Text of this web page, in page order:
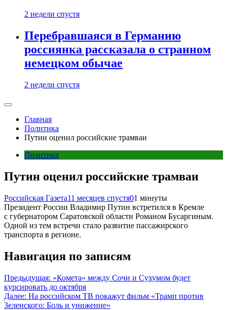
2 недели спустя
Перебравшаяся в Германию
россиянка рассказала о странном
немецком обычае
2 недели спустя
Главная
Политика
Путин оценил российские трамваи
Политика
Путин оценил российские трамваи
Российская Газета11 месяцев спустя01 минуты
Президент России Владимир Путин встретился в Кремле
с губернатором Саратовской области Романом Бусаргиным.
Одной из тем встречи стало развитие пассажирского
транспорта в регионе.
Навигация по записям
Предыдущая: «Комета» между Сочи и Сухумом будет
курсировать до октября
Далее: На российском ТВ покажут фильм «Трамп против
Зеленского: Боль и унижение»